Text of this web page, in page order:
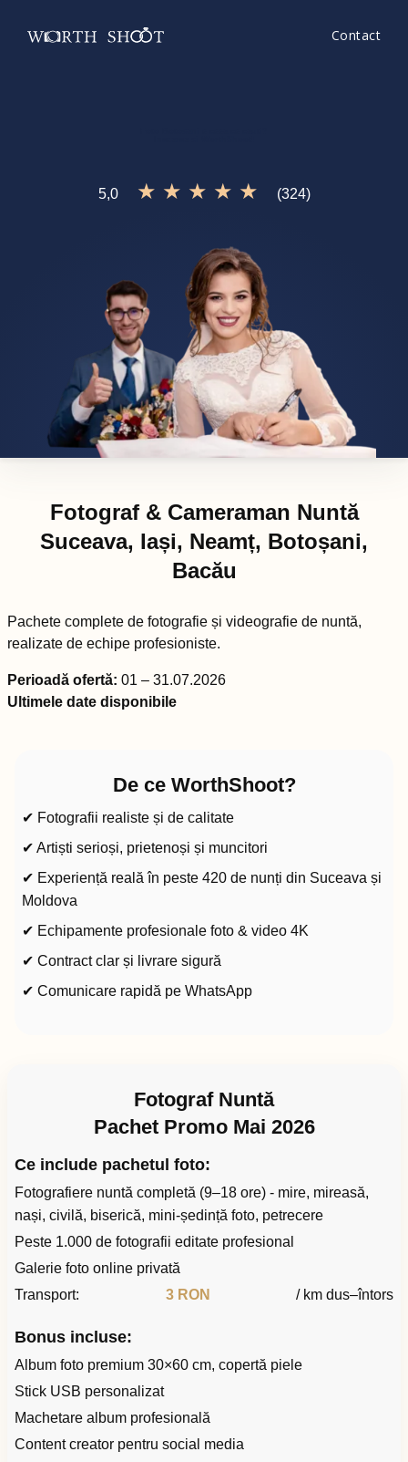
Contact
5,0 ★ ★ ★ ★ ★ (324)
Fotograf & Cameraman Nuntă
Suceava, Iași, Neamț, Botoșani,
Bacău
Pachete complete de fotografie și videografie de nuntă,
realizate de echipe profesioniste.
Perioadă ofertă: 01 – 31.07.2026
Ultimele date disponibile
De ce WorthShoot?
✔ Fotografii realiste și de calitate
✔ Artiști serioși, prietenoși și muncitori
✔ Experiență reală în peste 420 de nunți din Suceava și
Moldova
✔ Echipamente profesionale foto & video 4K
✔ Contract clar și livrare sigură
✔ Comunicare rapidă pe WhatsApp
Fotograf Nuntă
Pachet Promo Mai 2026
Ce include pachetul foto:
Fotografiere nuntă completă (9–18 ore) - mire, mireasă,
nași, civilă, biserică, mini-ședință foto, petrecere
Peste 1.000 de fotografii editate profesional
Galerie foto online privată
Transport:
3 RON / km dus–întors
Bonus incluse:
Album foto premium 30×60 cm, copertă piele
Stick USB personalizat
Machetare album profesională
Content creator pentru social media